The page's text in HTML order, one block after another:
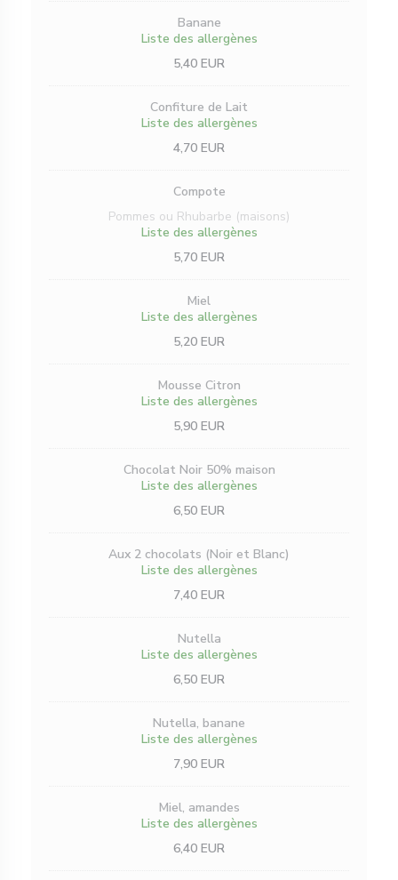
Banane
Liste des allergènes
5,40 EUR
Confiture de Lait
Liste des allergènes
4,70 EUR
Compote
Pommes ou Rhubarbe (maisons)
Liste des allergènes
5,70 EUR
Miel
Liste des allergènes
5,20 EUR
Mousse Citron
Liste des allergènes
5,90 EUR
Chocolat Noir 50% maison
Liste des allergènes
6,50 EUR
Aux 2 chocolats (Noir et Blanc)
Liste des allergènes
7,40 EUR
Nutella
Liste des allergènes
6,50 EUR
Nutella, banane
Liste des allergènes
7,90 EUR
Miel, amandes
Liste des allergènes
6,40 EUR